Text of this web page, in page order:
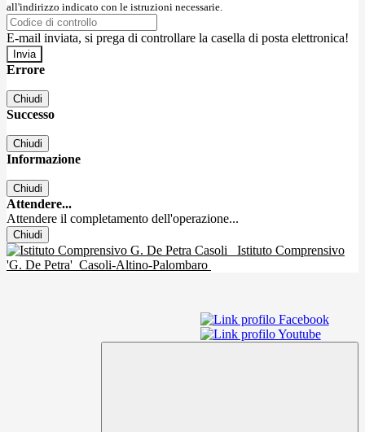
all'indirizzo indicato con le istruzioni necessarie.
E-mail inviata, si prega di controllare la casella di posta elettronica!
Errore
Chiudi
Successo
Chiudi
Informazione
Chiudi
Attendere...
Attendere il completamento dell'operazione...
Chiudi
Istituto Comprensivo
'G. De Petra' Casoli-Altino-Palombaro